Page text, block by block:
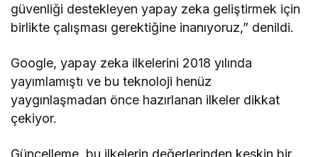
güvenliği destekleyen yapay zeka geliştirmek için
birlikte çalışması gerektiğine inanıyoruz,” denildi.
Google, yapay zeka ilkelerini 2018 yılında
yayımlamıştı ve bu teknoloji henüz
yaygınlaşmadan önce hazırlanan ilkeler dikkat
çekiyor.
Güncelleme, bu ilkelerin değerlerinden keskin bir